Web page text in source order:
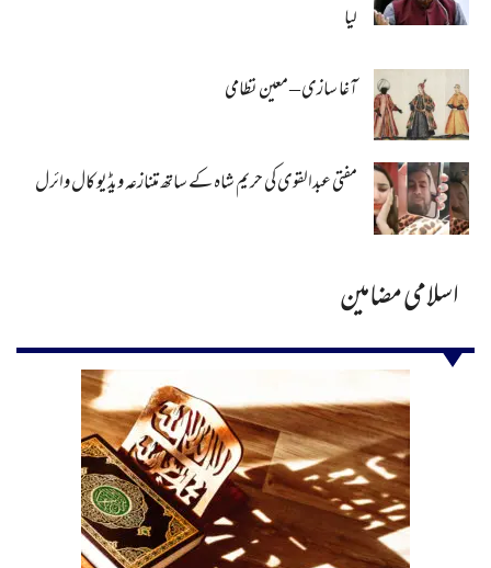
لیا
آغا سازی – معین نظامی
مفتی عبدالقوی کی حریم شاہ کے ساتھ متنازعہ ویڈیو کال وائرل
اسلامی مضامین